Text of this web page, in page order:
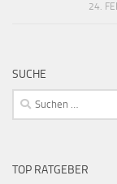
24.
SUCHE
Suchen
nach:
TOP RATGEBER